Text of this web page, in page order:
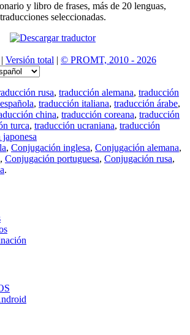
y libro de frases, más de 20 lenguas,
traducciones seleccionadas.
| Versión total | © PROMT, 2010 - 2026
rusa, traducción alemana, traducción
, traducción italiana, traducción árabe,
china, traducción coreana, traducción
turca, traducción ucraniana, traducción
, Conjugación inglesa, Conjugación alemana,
, Conjugación portuguesa, Conjugación rusa,
.